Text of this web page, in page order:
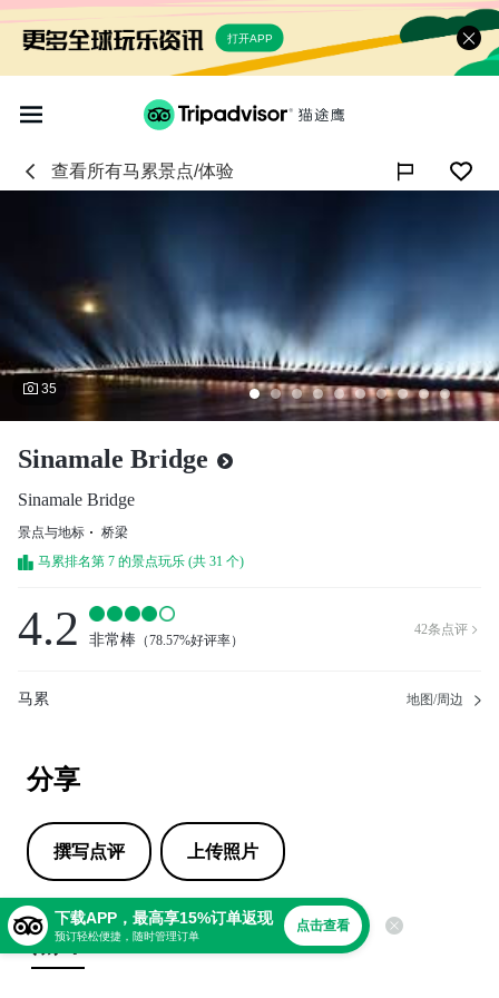
打开APP
查看所有马累景点/体验
 35
Sinamale Bridge
Sinamale Bridge
景点与地标
桥梁
马累排名第 7 的景点玩乐 (共 31 个)
4.2 非常棒 （78.57%好评率）
42条点评 
马累 地图/周边
分享
撰写点评 上传照片
点评
下载APP，最高享15%订单返现
预订轻松便捷，随时管理订单
点击查看